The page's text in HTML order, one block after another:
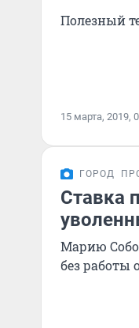
Полезный
15 марта, 2019,
ГОРОД
Ставка
Марию
без работы